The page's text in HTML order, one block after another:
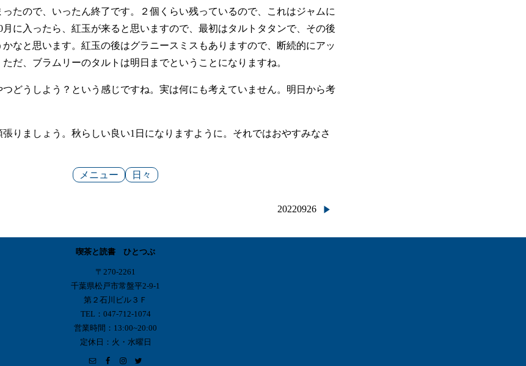
たので、いったん終了です。２個くらい残っているので、これはジャムに
月に入ったら、紅玉が来ると思いますので、最初はタルトタタンで、その後
なと思います。紅玉の後はグラニースミスもありますので、断続的にアッ
だ、ブラムリーのタルトは明日までということになりますね。
どうしよう？という感じですね。実は何にも考えていません。明日から考
張りましょう。秋らしい良い1日になりますように。それではおやすみなさ
メニュー 日々
20220926
喫茶と読書 ひとつぶ
〒270-2261
千葉県松戸市常盤平2-9-1
第２石川ビル３Ｆ
TEL：047-712-1074
営業時間：13:00~20:00
定休日：火・水曜日